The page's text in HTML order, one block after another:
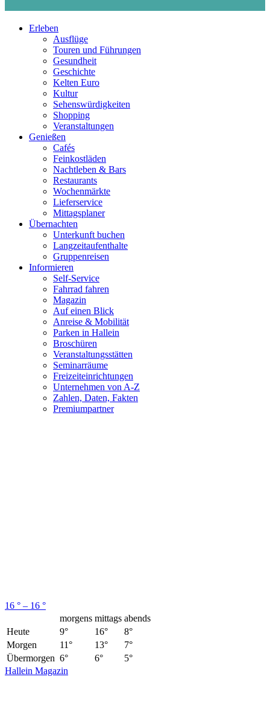
Erleben
Ausflüge
Touren und Führungen
Gesundheit
Geschichte
Kelten Euro
Kultur
Sehenswürdigkeiten
Shopping
Veranstaltungen
Genießen
Cafés
Feinkostläden
Nachtleben & Bars
Restaurants
Wochenmärkte
Lieferservice
Mittagsplaner
Übernachten
Unterkunft buchen
Langzeitaufenthalte
Gruppenreisen
Informieren
Self-Service
Fahrrad fahren
Magazin
Auf einen Blick
Anreise & Mobilität
Parken in Hallein
Broschüren
Veranstaltungsstätten
Seminarräume
Freizeiteinrichtungen
Unternehmen von A-Z
Zahlen, Daten, Fakten
Premiumpartner
16 ° – 16 °
morgens mittags abends
Heute
9° 16°
8°
Morgen
11° 13°
7°
Übermorgen 6° 6°
5°
Hallein Magazin